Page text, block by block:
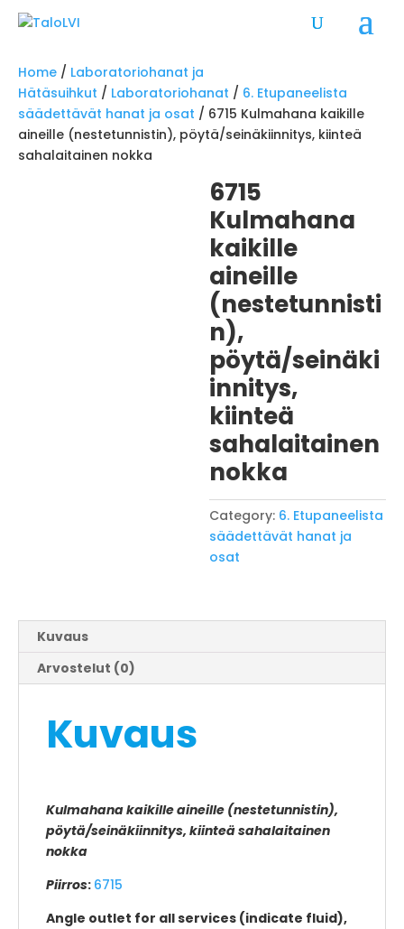
Home / Laboratoriohanat ja
Hätäsuihkut / Laboratoriohanat / 6. Etupaneelista
säädettävät hanat ja osat / 6715 Kulmahana kaikille
aineille (nestetunnistin), pöytä/seinäkiinnitys, kiinteä
sahalaitainen nokka
6715
Kulmahana
kaikille
aineille
(nestetunnisti
n),
pöytä/seinäki
innitys,
kiinteä
sahalaitainen
nokka
Category: 6. Etupaneelista
säädettävät hanat ja
osat
Kuvaus
Arvostelut (0)
Kuvaus
Kulmahana kaikille aineille (nestetunnistin),
pöytä/seinäkiinnitys, kiinteä sahalaitainen
nokka
Piirros: 6715
Angle outlet for all services (indicate fluid),